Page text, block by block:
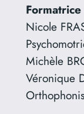
Nicole
Michèle
Véronique